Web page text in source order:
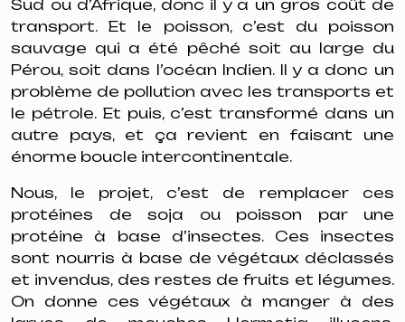
Sud ou d’Afrique, donc il y a un gros coût de
transport. Et le poisson, c’est du poisson
sauvage qui a été pêché soit au large du
Pérou, soit dans l’océan Indien. Il y a donc un
problème de pollution avec les transports et
le pétrole. Et puis, c’est transformé dans un
autre pays, et ça revient en faisant une
énorme boucle intercontinentale.
Nous, le projet, c’est de remplacer ces
protéines de soja ou poisson par une
protéine à base d’insectes. Ces insectes
sont nourris à base de végétaux déclassés
et invendus, des restes de fruits et légumes.
On donne ces végétaux à manger à des